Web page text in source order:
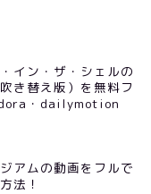
イン・ザ・シェルの
き替え版）を無料フ
・dailymotion
アムの動画をフルで
法！